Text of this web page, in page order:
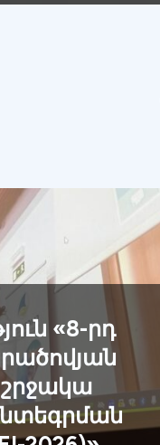
«8-րդ
շրջակա